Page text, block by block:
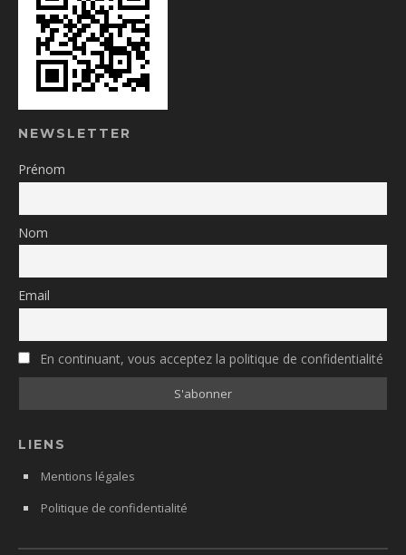
NEWSLETTER
Prénom
Nom
Email
En continuant, vous acceptez la politique de confidentialité
LIENS
Mentions légales
Politique de confidentialité